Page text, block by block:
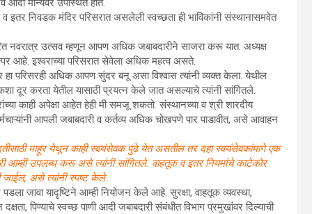
आदी मान्यवर उपस्थित होते.
निवडक मंदिर परिसरात असलेली स्वच्छता ही भाविकांनी संस्थानासमवेत
नवरात्र उत्सव म्हणून आपण अधिक जबाबदारीने साजरा करू यात. अध्यक्ष
आहे. इश्वराच्या परिसरात सेवेला अधिक महत्व असते.
परिसरही अधिक आपण सुंदर बनू असा विश्वास त्यांनी व्यक्त केला. येथील
दूर करता येतील यासाठी प्रयत्न केले जात असल्याचे त्यांनी सांगितले.
काही अपेक्षा आहेत हेही मी समजू शकतो. संस्थानच्या व श्री शारदीय
आपली जबाबदारी व कर्तव्य अधिक चोखपणे पार पाडावीत, असे आवाहन
माहूर येथून काही स्वयंसेवक पुढे येत असतील तर दहा स्वयंसेवकांमागे एक
आम्ही उपलब्ध करू असे त्यांनी सांगितले. वाहतूक व इतर नियमांचे काटेकोर
जाईल, असे त्यांनी स्पष्ट केले.
जावा यादृष्टिने आम्ही नियोजन केले आहे. सुरक्षा, वाहतूक व्यवस्था,
पिण्याचे स्वच्छ पाणी आदी जबाबदारी संबंधीत विभाग प्रमुखांवर दिल्याची